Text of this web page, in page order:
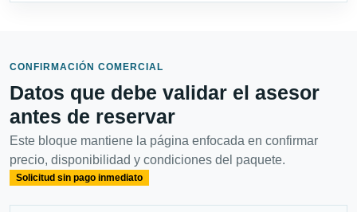
CONFIRMACIÓN COMERCIAL
Datos que debe validar el asesor
antes de reservar
Este bloque mantiene la página enfocada en confirmar
precio, disponibilidad y condiciones del paquete.
Solicitud sin pago inmediato